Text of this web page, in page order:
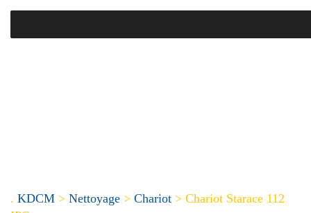
. KDCM > Nettoyage > Chariot > Chariot Starace 112